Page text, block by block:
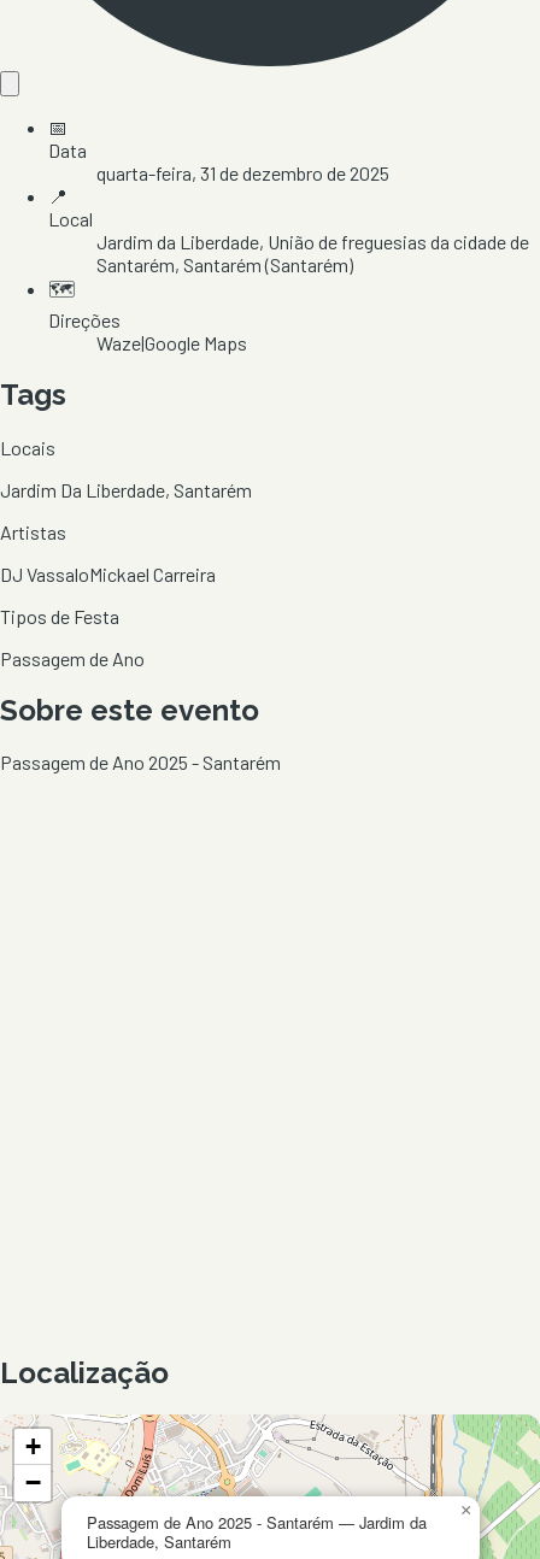
📅
Data
quarta-feira, 31 de dezembro de 2025
📍
Local
Jardim da Liberdade, União de freguesias da cidade de
Santarém, Santarém(Santarém)
🗺️
Direções
Waze|Google Maps
Tags
Locais
Jardim Da Liberdade, Santarém
Artistas
DJ VassaloMickael Carreira
Tipos de Festa
Passagem de Ano
Sobre este evento
Passagem de Ano 2025 - Santarém
Localização
Passagem de Ano 2025 - Santarém — Jardim da
Liberdade, Santarém
×
+
−